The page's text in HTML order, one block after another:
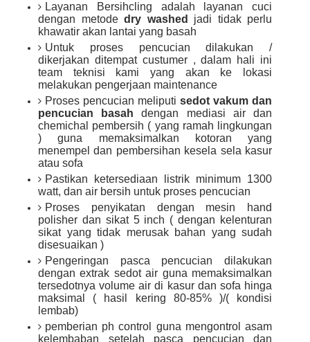
Layanan Bersihcling adalah layanan cuci
dengan metode dry washed
jadi tidak perlu
khawatir akan lantai yang basah
Untuk proses pencucian dilakukan /
dikerjakan ditempat custumer , dalam hali ini
team teknisi kami yang akan ke lokasi
melakukan pengerjaan maintenance
Proses pencucian meliputi sedot vakum dan
pencucian basah dengan mediasi air dan
chemichal pembersih ( yang ramah lingkungan
) guna memaksimalkan kotoran yang
menempel dan pembersihan kesela sela kasur
atau sofa
Pastikan ketersediaan listrik minimum 1300
watt, dan air bersih untuk proses pencucian
Proses penyikatan dengan mesin hand
polisher dan sikat 5 inch ( dengan kelenturan
sikat yang tidak merusak bahan yang sudah
disesuaikan )
Pengeringan pasca pencucian dilakukan
dengan extrak sedot air guna memaksimalkan
tersedotnya volume air di kasur dan sofa hinga
maksimal ( hasil kering 80-85% )/( kondisi
lembab)
pemberian ph control guna mengontrol asam
kelembaban setelah pasca pencucian dan